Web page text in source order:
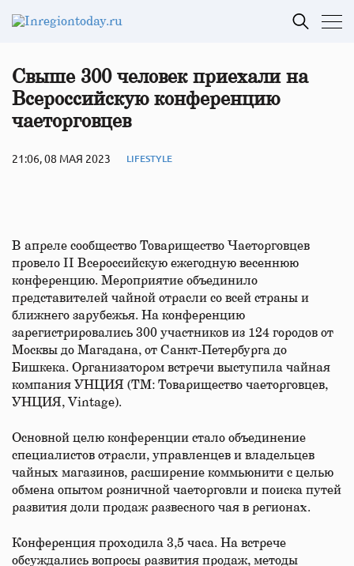
Свыше 300 человек приехали на
Всероссийскую конференцию
чаеторговцев
21:06, 08 МАЯ 2023 LIFESTYLE
В апреле сообщество Товарищество Чаеторговцев
провело II Всероссийскую ежегодную весеннюю
конференцию. Мероприятие объединило
представителей чайной отрасли со всей страны и
ближнего зарубежья. На конференцию
зарегистрировались 300 участников из 124 городов от
Москвы до Магадана, от Санкт-Петербурга до
Бишкека. Организатором встречи выступила чайная
компания УНЦИЯ (ТМ: Товарищество чаеторговцев,
УНЦИЯ, Vintage).
Основной целю конференции стало объединение
специалистов отрасли, управленцев и владельцев
чайных магазинов, расширение коммьюнити с целью
обмена опытом розничной чаеторговли и поиска путей
развития доли продаж развесного чая в регионах.
Конференция проходила 3,5 часа. На встрече
обсуждались вопросы развития продаж, методы